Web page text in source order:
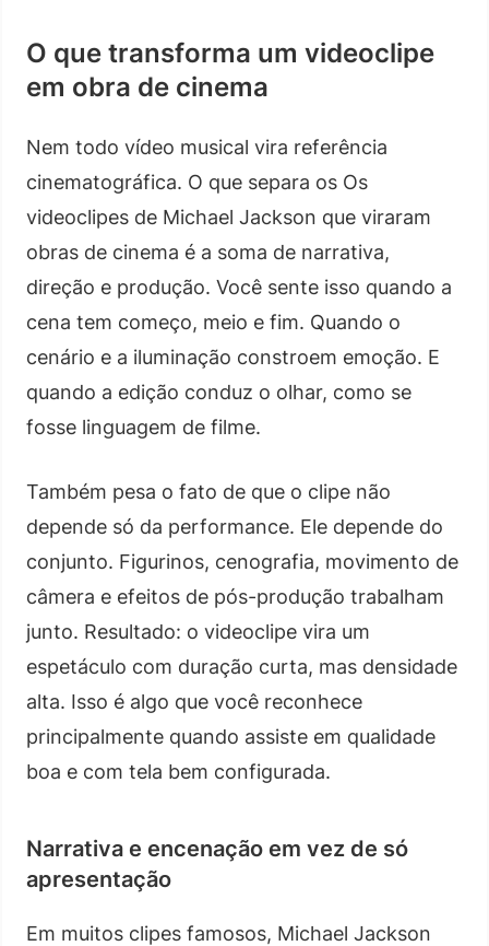
O que transforma um videoclipe
em obra de cinema
Nem todo vídeo musical vira referência
cinematográfica. O que separa os Os
videoclipes de Michael Jackson que viraram
obras de cinema é a soma de narrativa,
direção e produção. Você sente isso quando a
cena tem começo, meio e fim. Quando o
cenário e a iluminação constroem emoção. E
quando a edição conduz o olhar, como se
fosse linguagem de filme.
Também pesa o fato de que o clipe não
depende só da performance. Ele depende do
conjunto. Figurinos, cenografia, movimento de
câmera e efeitos de pós-produção trabalham
junto. Resultado: o videoclipe vira um
espetáculo com duração curta, mas densidade
alta. Isso é algo que você reconhece
principalmente quando assiste em qualidade
boa e com tela bem configurada.
Narrativa e encenação em vez de só
apresentação
Em muitos clipes famosos, Michael Jackson